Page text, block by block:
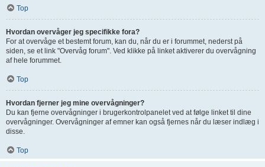
Top
Hvordan overvåger jeg specifikke fora?
For at overvåge et bestemt forum, kan du, når du er i forummet, nederst på
siden, se et link "Overvåg forum". Ved klikke på linket aktiverer du overvågning
af hele forummet.
Top
Hvordan fjerner jeg mine overvågninger?
Du kan fjerne overvågninger i brugerkontrolpanelet ved at følge linket til dine
overvågninger. Overvågninger af emner kan også fjernes når du læser indlæg i
disse.
Top